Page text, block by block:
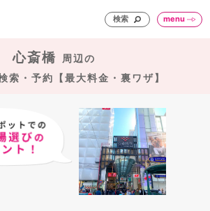
検索 menu
心斎橋
周辺の
索・予約【最大料金・裏ワザ】